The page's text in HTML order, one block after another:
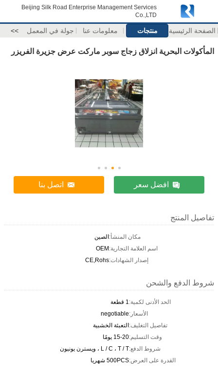
Beijing Silk Road Enterprise Management Services
Co.,LTD
الصفحة الرئيسية منتجات معلومات عنا جولة في المعمل >>
المأكولات البحرية انزلاق زجاج سوبر ماركت عرض جزيرة الفريزر
افضل سعر اتصل بنا
تفاصيل المنتج
مكان المنشأ:الصين
اسم العلامة التجارية:OEM
إصدار الشهادات:CE,Rohs
شروط الدفع والشحن
الحد الأدنى لكمية:1 قطعة
الأسعار:negotiable
تفاصيل التغليف:التعبئة الخشبية
وقت التسليم:15-20 يومًا
شروط الدفع:L / C ، T / T ، ويسترن يونيون
القدرة على العرض:500PCS شهريا